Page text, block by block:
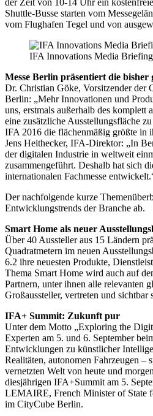
der Zeit von 10-14 Uhr ein
Shuttle-Busse starten vom
vom Flughafen Tegel und von
IFA Innovations Media
Messe Berlin präsentiert die bisher
Dr. Christian Göke, Vorsitzender der
Berlin: „Mehr Innovationen und
uns, erstmals außerhalb des komplett
eine zusätzliche Ausstellungsfläche
IFA 2016 die flächenmäßig größte in
Jens Heithecker, IFA-Direktor: „In
der digitalen Industrie in weltweit
zusammengeführt. Deshalb hat sich
internationalen Fachmesse
Der nachfolgende kurze
Entwicklungstrends der Branche ab.
Smart Home als neuer
Über 40 Aussteller aus 15 Ländern
Quadratmetern im neuen
6.2 ihre neuesten Produkte,
Thema Smart Home wird auch auf
Partnern, unter ihnen alle relevanten
Großaussteller, vertreten und sichtbar
IFA+ Summit: Zukunft pur
Unter dem Motto „Exploring the
Experten am 5. und 6. September
Entwicklungen zu künstlicher
Realitäten, autonomen Fahrzeugen –
vernetzten Welt von heute und
diesjährigen IFA+Summit am 5.
LEMAIRE, French Minister of State
im CityCube Berlin.